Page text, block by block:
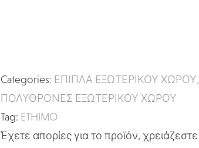
Categories: ΕΠΙΠΛΑ ΕΞΩΤΕΡΙΚΟΥ ΧΩΡΟΥ,
ΠΟΛΥΘΡΟΝΕΣ ΕΞΩΤΕΡΙΚΟΥ ΧΩΡΟΥ
Tag: ETHIMO
Έχετε απορίες για το προϊόν, χρειάζεστε